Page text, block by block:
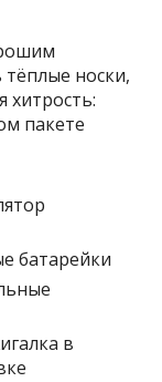
носки,
хитрость:
пакете
батарейки
в